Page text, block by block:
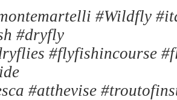
#Wildfly
#dryfly
#flyfishincourse
#atthevise